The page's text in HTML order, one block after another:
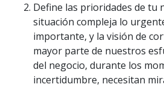
Define las prioridades de tu
situación compleja lo
importante, y la visión de
mayor parte de nuestros
del negocio, durante los
incertidumbre, necesitan